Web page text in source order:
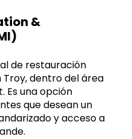
&
de restauración
dentro del área
Es una opción
que desean un
y acceso a